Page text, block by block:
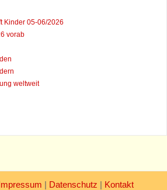
Kinder 05-06/2026
vorab
weltweit
| Datenschutz | Kontakt